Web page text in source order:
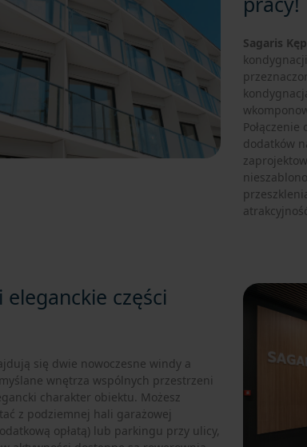
Sagaris
dodatków
eleganckie części
się dwie nowoczesne windy a
wnętrza wspólnych przestrzeni
charakter obiektu. Możesz
z podziemnej hali garażowej
opłatą) lub parkingu przy ulicy,